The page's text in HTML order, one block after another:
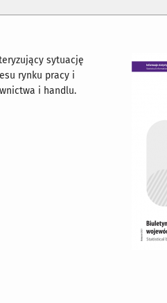
sytuację
rynku pracy i
i handlu.